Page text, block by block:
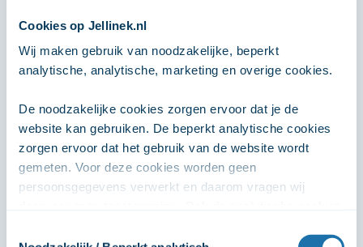
Cookies op Jellinek.nl
Wij maken gebruik van noodzakelijke, beperkt
analytische, analytische, marketing en overige cookies.
De noodzakelijke cookies zorgen ervoor dat je de
website kan gebruiken. De beperkt analytische cookies
zorgen ervoor dat het gebruik van de website wordt
gemeten. Voor deze cookies worden geen
persoonsgegevens verwerkt en daarom vragen wij
Sortering: standaard
Trainingen/cursussen
Overige professionals, Uitgaansleven
Amsterdam, Utrecht, Amersfoort, Gooi en
Vechtstreek